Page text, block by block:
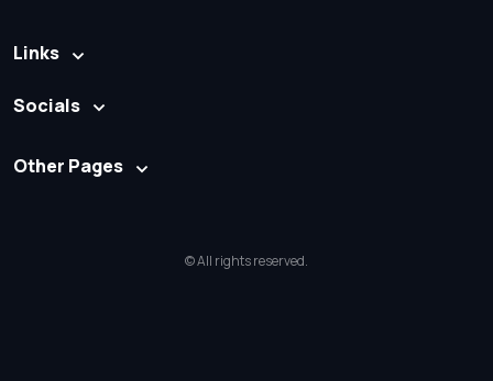
Links
Socials
Other Pages
© All rights reserved.